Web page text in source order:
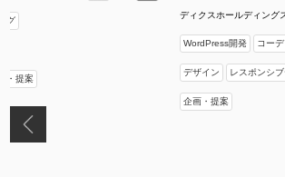
グ
・提案
ディクスホールディング
WordPress開発 コー
デザイン レスポンシ
企画・提案